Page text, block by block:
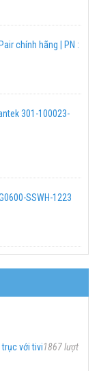
chính hãng | PN :
301-100023-
SSWH-1223
với tivi1867 lượt